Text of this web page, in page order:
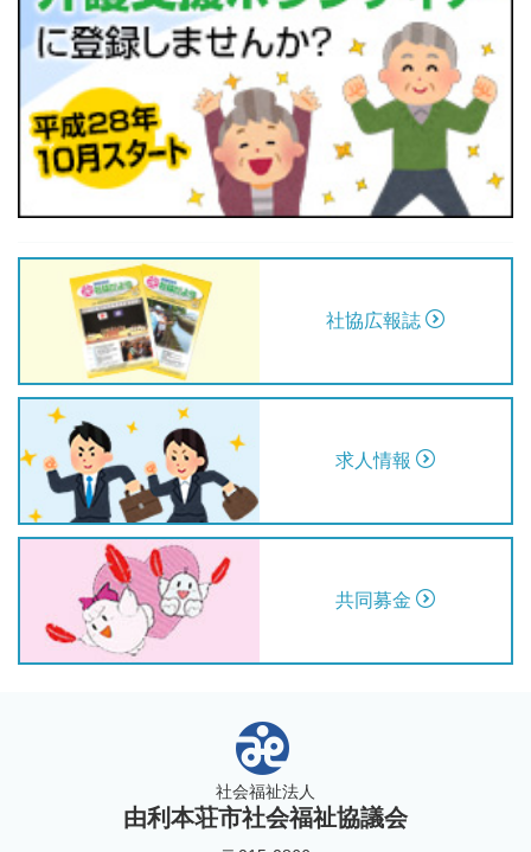
社協広報誌
求人情報
共同募金
社会福祉法人
由利本荘市社会福祉協議会